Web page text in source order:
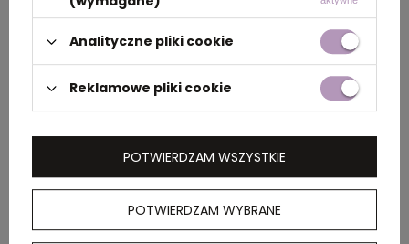
kartonu
zewnętrznego
Koszulka, unisex, regularny krój, okrągły dekolt,
recyklingu i w 50% z bawełny organicznej o
gramaturze 180 g/m2, bez dodatku poliestru,
posiada wbudowany znacznik AWARE™, który
Analityczne pliki cookie
Reklamowe pliki cookie
POTWIERDZAM WYBRANE
POTWIERDZAM WSZYSTKIE